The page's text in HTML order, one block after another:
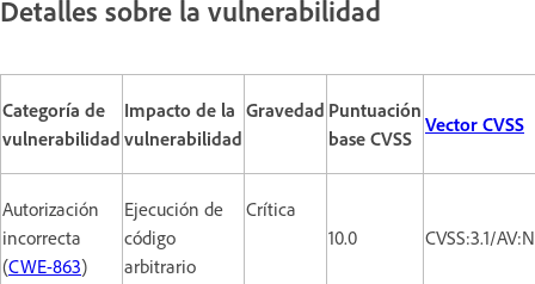
Detalles sobre la vulnerabilidad
Categoría de
vulnerabilidad
Impacto de la
vulnerabilidad
Gravedad Puntuación
base CVSS
Vector CVSS
Autorización
incorrecta
(CWE-863)
Ejecución de
código
arbitrario
Crítica
10.0
CVSS:3.1/